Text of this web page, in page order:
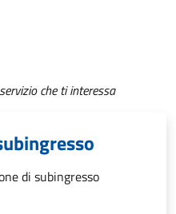
che ti interessa
di subingresso